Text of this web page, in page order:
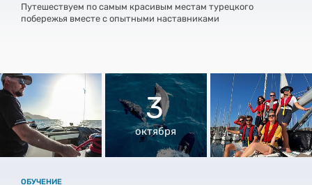
Путешествуем по самым красивым местам турецкого
побережья вместе с опытными наставниками
3
октября
ОБУЧЕНИЕ